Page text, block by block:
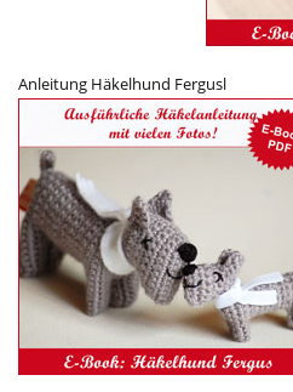
Anleitung Häkelhund Fergusl